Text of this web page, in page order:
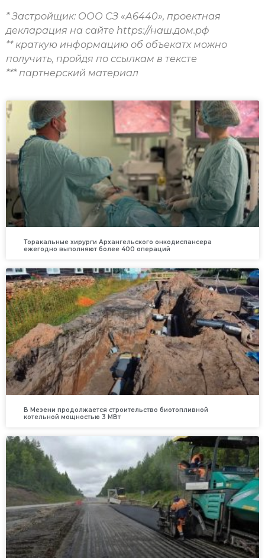
* Застройщик: ООО СЗ «А6440», проектная
декларация на сайте https://наш.дом.рф
** краткую информацию об объекатх можно
получить, пройдя по ссылкам в тексте
*** партнерский материал
Торакальные хирурги Архангельского онкодиспансера
ежегодно выполняют более 400 операций
В Мезени продолжается строительство биотопливной
котельной мощностью 3 МВт